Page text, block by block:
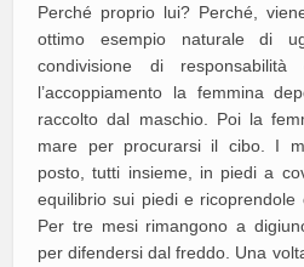
Perché proprio lui? Perché,
ottimo esempio naturale di
condivisione di responsabilità
l’accoppiamento la femmina
raccolto dal maschio. Poi la
mare per procurarsi il cibo. I
posto, tutti insieme, in piedi a
equilibrio sui piedi e ricoprendole
Per tre mesi rimangono a
per difendersi dal freddo. Una